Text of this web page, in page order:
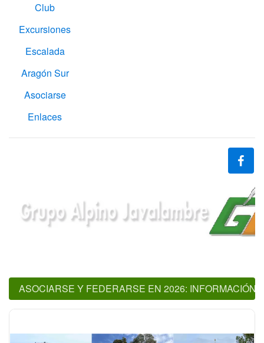
Club
Excursiones
Escalada
Aragón Sur
Asociarse
Enlaces
ASOCIARSE Y FEDERARSE EN 2026: INFORMACIÓN